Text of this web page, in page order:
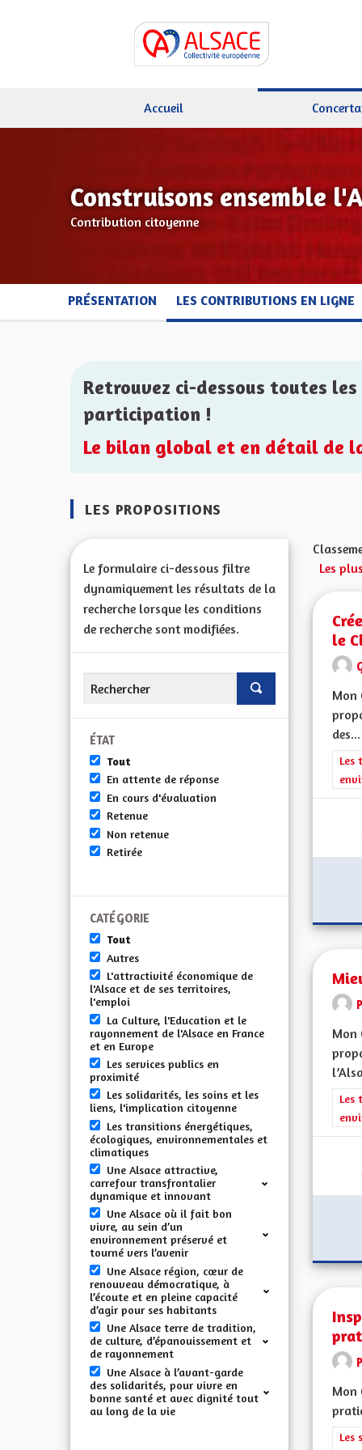
Accueil
Construisons ensemble
Contribution citoyenne
PRÉSENTATION LES CONTRIBUTIONS EN LIGNE
Retrouvez ci-dessous toutes
participation !
Le bilan global et en détail de
LES PROPOSITIONS
Le formulaire ci-dessous filtre
dynamiquement les résultats de la
recherche lorsque les conditions
de recherche sont modifiées.
ÉTAT
Tout
En attente de réponse
En cours d'évaluation
Retenue
Non retenue
Retirée
CATÉGORIE
Tout
Autres
L'attractivité économique de
l'Alsace et de ses territoires,
l'emploi
La Culture, l'Education et le
rayonnement de l'Alsace en France
et en Europe
Les services publics en
proximité
Les solidarités, les soins et les
liens, l'implication citoyenne
Les transitions énergétiques,
écologiques, environnementales et
climatiques
Une Alsace attractive,
carrefour transfrontalier
dynamique et innovant
Une Alsace où il fait bon
vivre, au sein d’un
environnement préservé et
tourné vers l’avenir
Une Alsace région, cœur de
renouveau démocratique, à
l’écoute et en pleine capacité
d’agir pour ses habitants
Une Alsace terre de tradition,
de culture, d’épanouissement et
de rayonnement
Une Alsace à l’avant-garde
des solidarités, pour vivre en
bonne santé et avec dignité tout
au long de la vie
Les
le
Mon
des...
Les
Mon
Les
Mon
Les